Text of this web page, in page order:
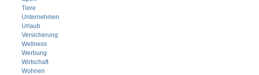
Tiere
Unternehmen
Urlaub
Versicherung
Wellness
Werbung
Wirtschaft
Wohnen